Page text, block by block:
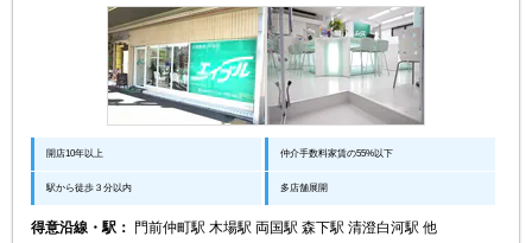
開店10年以上 仲介手数料家賃の55%以下
駅から徒歩３分以内 多店舗展開
得意沿線・駅：
門前仲町駅 木場駅 両国駅 森下駅 清澄白河駅 他